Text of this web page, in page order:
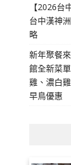
【2026台
台中漢神
略
新年聚餐
館全新菜
雞、濃白
早鳥優惠